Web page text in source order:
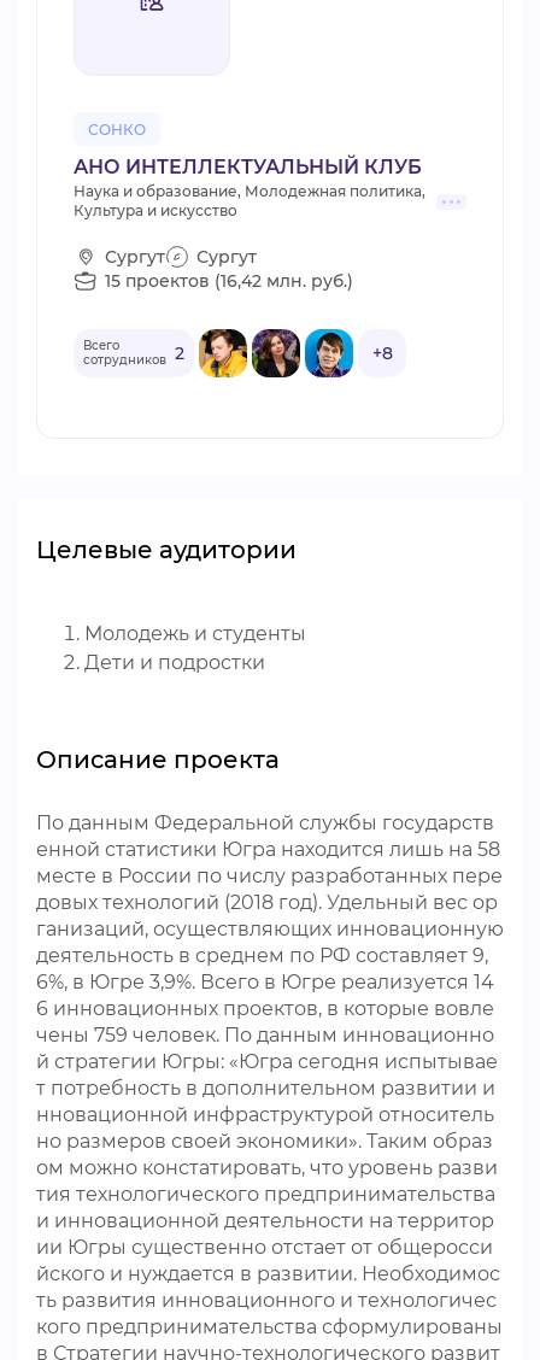
СОНКО
АНО ИНТЕЛЛЕКТУАЛЬНЫЙ КЛУБ
Наука и образование, Молодежная политика,
Культура и искусство
Сургут
Сургут
15 проектов (16,42 млн. руб.)
Всего
сотрудников 2 +8
Целевые аудитории
Молодежь и студенты
Дети и подростки
Описание проекта
По данным Федеральной службы государств
енной статистики Югра находится лишь на 58
месте в России по числу разработанных пере
довых технологий (2018 год). Удельный вес ор
ганизаций, осуществляющих инновационную
деятельность в среднем по РФ составляет 9,
6%, в Югре 3,9%. Всего в Югре реализуется 14
6 инновационных проектов, в которые вовле
чены 759 человек. По данным инновационно
й стратегии Югры: «Югра сегодня испытывае
т потребность в дополнительном развитии и
нновационной инфраструктурой относитель
но размеров своей экономики». Таким образ
ом можно констатировать, что уровень разви
тия технологического предпринимательства
и инновационной деятельности на территор
ии Югры существенно отстает от общеросси
йского и нуждается в развитии. Необходимос
ть развития инновационного и технологичес
кого предпринимательства сформулированы
в Стратегии научно-технологического развит